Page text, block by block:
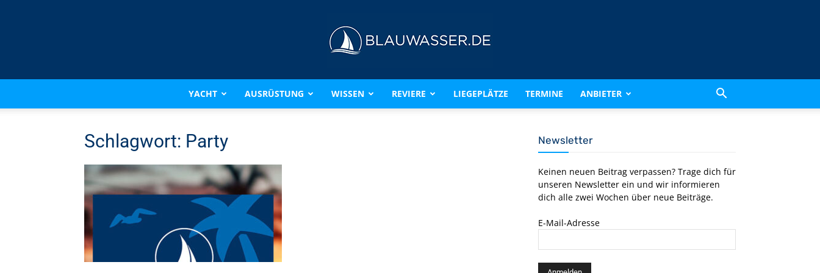
BLAUWASSER.DE
YACHT AUSRÜSTUNG WISSEN REVIERE LIEGEPLÄTZE TERMINE ANBIETER
Schlagwort: Party Newsletter
Keinen neuen Beitrag verpassen? Trage dich für
unseren Newsletter ein und wir informieren
dich alle zwei Wochen über neue Beiträge.
E-Mail-Adresse